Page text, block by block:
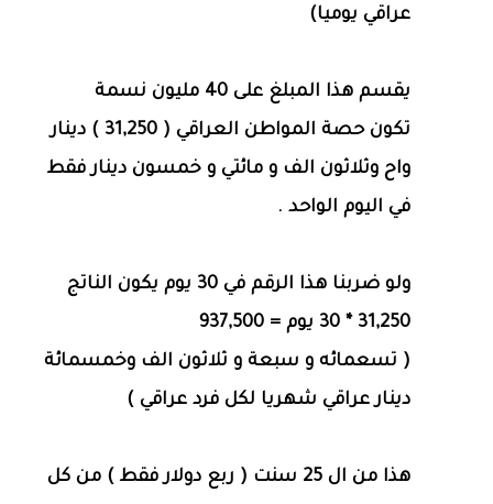
عراقي يوميا)
يقسم هذا المبلغ على 40 مليون نسمة
تكون حصة المواطن العراقي ( 31,250 ) دينار
واح وثلاثون الف و مائتي و خمسون دينار فقط
في اليوم الواحد .
ولو ضربنا هذا الرقم في 30 يوم يكون الناتج
31,250 * 30 يوم = 937,500
( تسعمائه و سبعة و ثلاثون الف وخمسمائة
دينار عراقي شهريا لكل فرد عراقي )
هذا من ال 25 سنت ( ربع دولار فقط ) من كل